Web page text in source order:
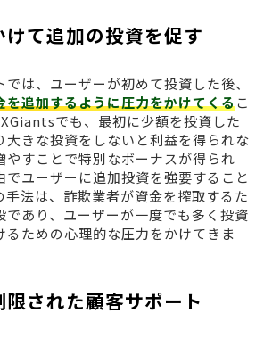
て追加の投資を促す
は、ユーザーが初めて投資した後、
を追加するように圧力をかけてくるこ
でも、最初に少額を投資した
大きな投資をしないと利益を得られな
やすことで特別なボーナスが得られ
でユーザーに追加投資を強要すること
手法は、詐欺業者が資金を搾取するた
であり、ユーザーが一度でも多く投資
るための心理的な圧力をかけてきま
された顧客サポート